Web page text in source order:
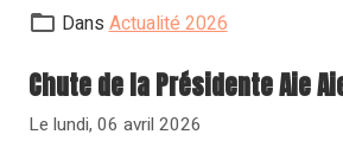
Dans Actualité 2026
Chute de la Présidente Aie
Le lundi, 06 avril 2026